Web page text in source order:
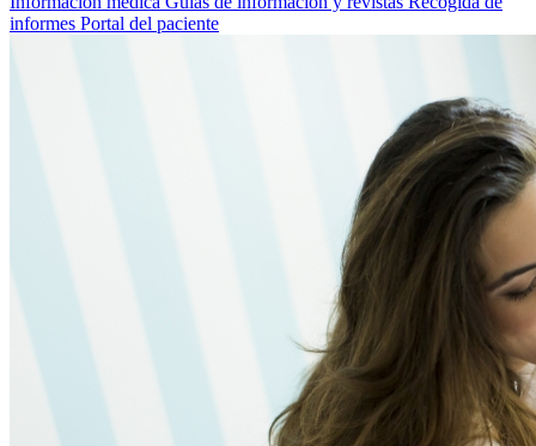
informes Portal del paciente